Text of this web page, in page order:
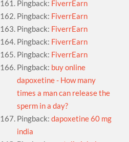
Pingback: FiverrEarn
Pingback: FiverrEarn
Pingback: FiverrEarn
Pingback: FiverrEarn
Pingback: FiverrEarn
Pingback: buy online
dapoxetine - How many
times a man can release the
sperm in a day?
Pingback:dapoxetine 60 mg
india